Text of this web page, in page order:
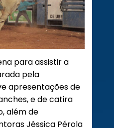
para assistir a
pela
apresentações de
e de catira
além de
Jéssica Pérola